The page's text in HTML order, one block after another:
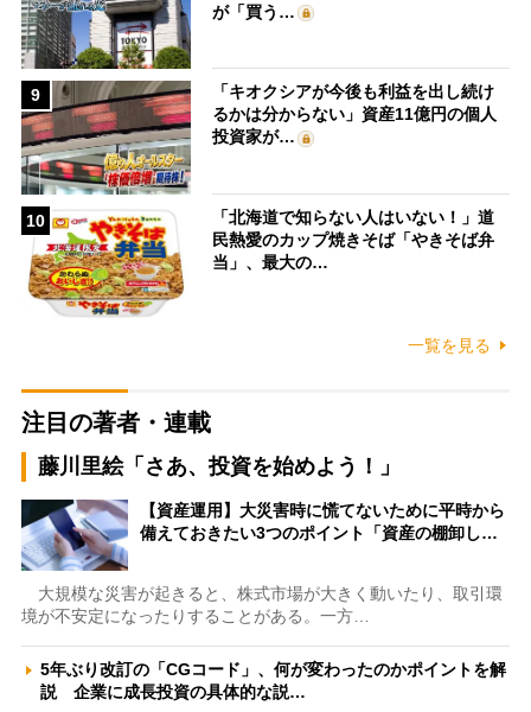
が「買う…
9
「キオクシアが今後も利益を出し続け
るかは分からない」資産11億円の個人
投資家が…
10
「北海道で知らない人はいない！」道
民熱愛のカップ焼きそば「やきそば弁
当」、最大の…
一覧を見る
注目の著者・連載
藤川里絵「さあ、投資を始めよう！」
【資産運用】大災害時に慌てないために平時から
備えておきたい3つのポイント「資産の棚卸し…
大規模な災害が起きると、株式市場が大きく動いたり、取引環
境が不安定になったりすることがある。一方…
5年ぶり改訂の「CGコード」、何が変わったのかポイントを解
説 企業に成長投資の具体的な説…